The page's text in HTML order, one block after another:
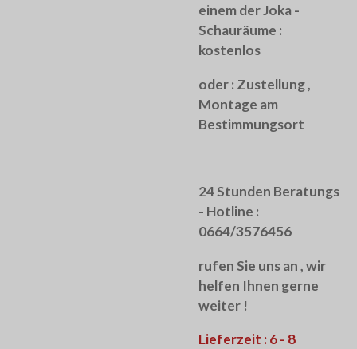
einem der Joka -
Schauräume :
kostenlos
oder : Zustellung ,
Montage am
Bestimmungsort
24 Stunden Beratungs
- Hotline :
0664/3576456
rufen Sie uns an , wir
helfen Ihnen gerne
weiter !
Lieferzeit : 6 - 8